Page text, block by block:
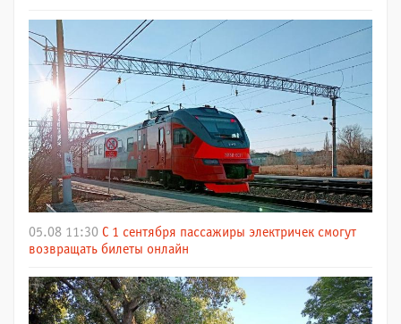
05.08 11:30 С 1 сентября пассажиры электричек смогут
возвращать билеты онлайн